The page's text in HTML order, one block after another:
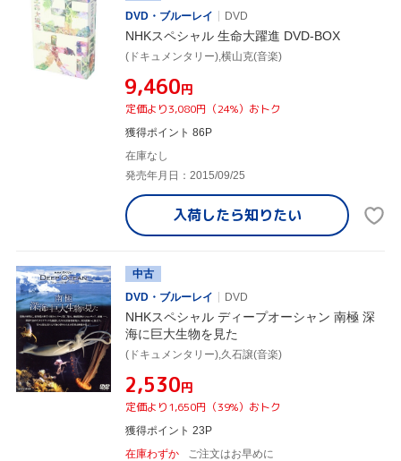
DVD・ブルーレイ
DVD
NHKスペシャル 生命大躍進 DVD-BOX
(ドキュメンタリー),横山克(音楽)
¥9,460円
定価より3,080円（24%）おトク
獲得ポイント 86P
在庫なし
発売年月日：2015/09/25
入荷したら知りたい
中古
DVD・ブルーレイ
DVD
NHKスペシャル ディープオーシャン 南極 深
海に巨大生物を見た
(ドキュメンタリー),久石譲(音楽)
¥2,530円
定価より1,650円（39%）おトク
獲得ポイント 23P
在庫わずか
ご注文はお早めに